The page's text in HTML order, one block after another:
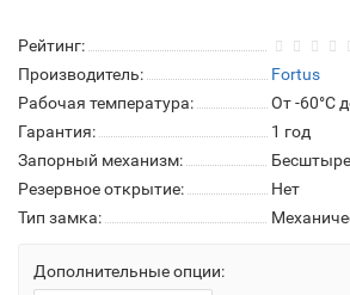
Рейтинг:
Производитель:
Fortus
Рабочая температура:
От -60°C
Гарантия:
1 год
Запорный механизм:
Резервное открытие:
Нет
Тип замка:
Дополнительные опции: